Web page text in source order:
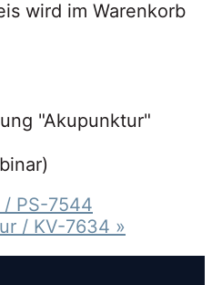
wird im Warenkorb
"Akupunktur"
/ PS-7544
/ KV-7634 »